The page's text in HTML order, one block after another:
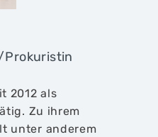
Prokuristin
2012 als
Zu ihrem
unter anderem